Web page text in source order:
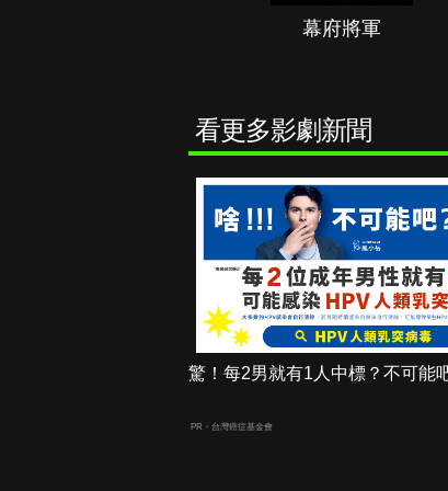
幕府將軍
看更多影劇新聞
驚！每2男就有1人中標？不可能
PR・台灣癌症基金會